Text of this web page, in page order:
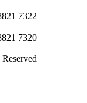
7322
7320